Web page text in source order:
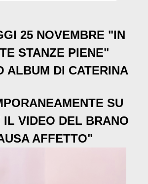
25 NOVEMBRE "IN
STANZE PIENE"
ALBUM DI CATERINA
SU
IL VIDEO DEL BRANO
AFFETTO"